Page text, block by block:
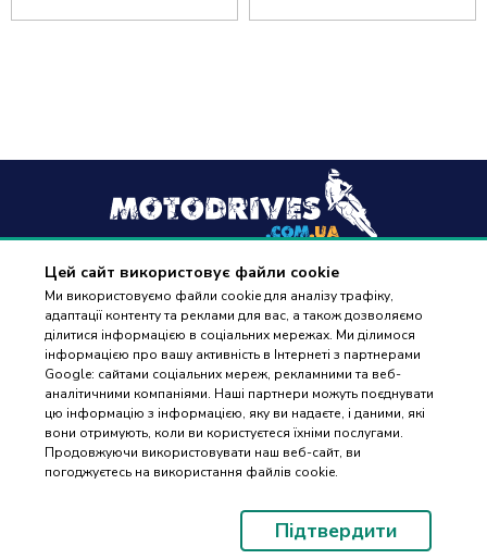
Цей сайт використовує файли cookie
Ми використовуємо файли cookie для аналізу трафіку,
адаптації контенту та реклами для вас, а також дозволяємо
ділитися інформацією в соціальних мережах. Ми ділимося
інформацією про вашу активність в Інтернеті з партнерами
Google: сайтами соціальних мереж, рекламними та веб-
аналітичними компаніями. Наші партнери можуть поєднувати
цю інформацію з інформацією, яку ви надаєте, і даними, які
вони отримують, коли ви користуєтеся їхніми послугами.
Продовжуючи використовувати наш веб-сайт, ви
погоджуєтесь на використання файлів cookie.
Підтвердити
+38(096) 488 77 88
дзвінки приймаються в робочі дні з 9:00 до 18:00
Оплата та доставка
Контакти
ПІДБІР
ЗАПЧАСТИН